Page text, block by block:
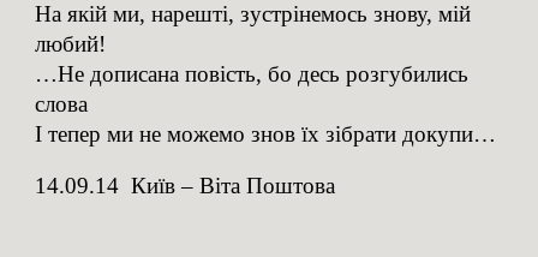
На якій ми, нарешті, зустрінемось знову, мій
любий!
…Не дописана повість, бо десь розгубились
слова
І тепер ми не можемо знов їх зібрати докупи…
14.09.14 Київ – Віта Поштова